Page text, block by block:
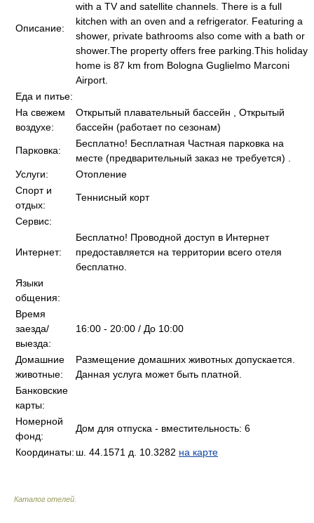
Описание:
with a TV and satellite channels. There is a full
kitchen with an oven and a refrigerator. Featuring a
shower, private bathrooms also come with a bath or
shower.The property offers free parking.This holiday
home is 87 km from Bologna Guglielmo Marconi
Airport.
Еда и питье:
На свежем
воздухе:
Открытый плавательный бассейн , Открытый
бассейн (работает по сезонам)
Парковка:
Бесплатно! Бесплатная Частная парковка на
месте (предварительный заказ не требуется) .
Услуги:
Отопление
Спорт и
отдых:
Теннисный корт
Сервис:
Интернет:
Бесплатно! Проводной доступ в Интернет
предоставляется на территории всего отеля
бесплатно.
Языки
общения:
Время
заезда/
выезда:
16:00 - 20:00 / До 10:00
Домашние
животные:
Размещение домашних животных допускается.
Данная услуга может быть платной.
Банковские
карты:
Номерной
фонд:
Дом для отпуска - вместительность: 6
Координаты: ш. 44.1571 д. 10.3282 на карте
Каталог отелей